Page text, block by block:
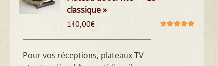
classique »
140,00€
Pour vos réceptions, plateaux TV